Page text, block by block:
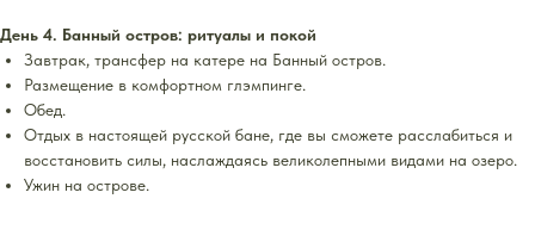
День 4. Банный остров: ритуалы и покой
Завтрак, трансфер на катере на Банный остров.
Размещение в комфортном глэмпинге.
Обед.
Отдых в настоящей русской бане, где вы сможете расслабиться и
восстановить силы, наслаждаясь великолепными видами на озеро.
Ужин на острове.